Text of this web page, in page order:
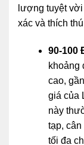
lượng tuyệt
xác và thích
90-100
khoảng
cao,
giá của
này
tạp,
tối đa